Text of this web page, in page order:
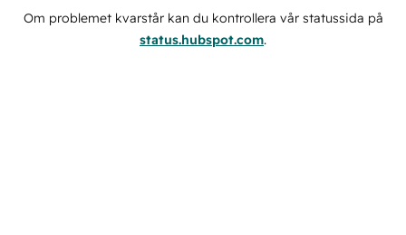
Om problemet kvarstår kan du kontrollera vår statussida på
status.hubspot.com.